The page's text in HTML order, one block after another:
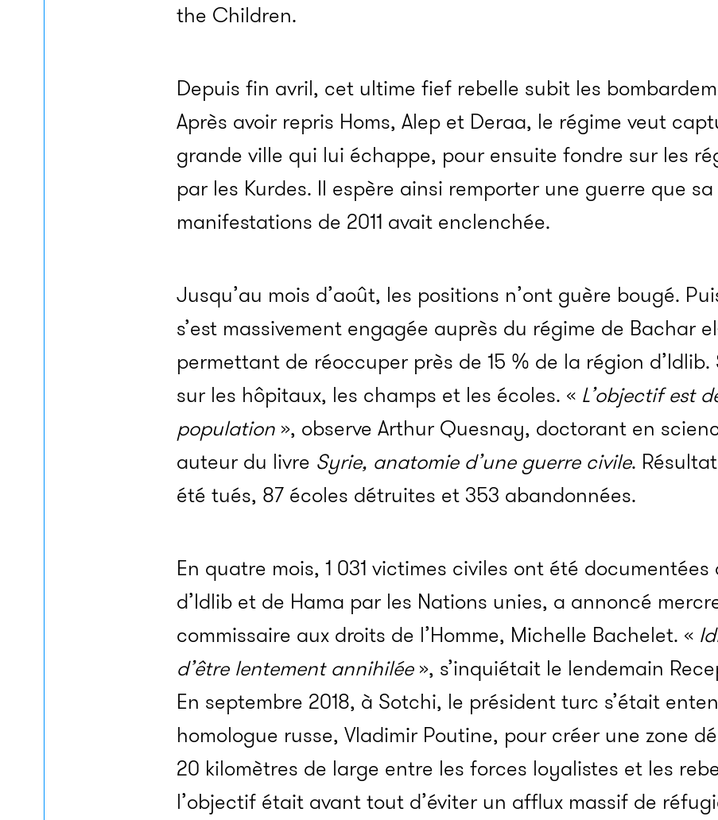
the Children.
Depuis fin avril, cet ultime fief rebelle subit les
Après avoir repris Homs, Alep et Deraa, le régime veut
grande ville qui lui échappe, pour ensuite fondre sur les
par les Kurdes. Il espère ainsi remporter une guerre que
manifestations de 2011 avait enclenchée.
Jusqu’au mois d’août, les positions n’ont guère bougé.
s’est massivement engagée auprès du régime de Bachar
permettant de réoccuper près de 15 % de la région
sur les hôpitaux, les champs et les écoles. « L’objectif est
population», observe Arthur Quesnay, doctorant en
auteur du livre Syrie, anatomie d’une guerre civile.
été tués, 87 écoles détruites et 353 abandonnées.
En quatre mois, 1 031 victimes civiles ont été
d’Idlib et de Hama par les Nations unies, a annoncé
commissaire aux droits de l’Homme, Michelle Bachelet. «
d’être lentement annihilée», s’inquiétait le lendemain
En septembre 2018, à Sotchi, le président turc s’était
homologue russe, Vladimir Poutine, pour créer une zone
20 kilomètres de large entre les forces loyalistes et les
l’objectif était avant tout d’éviter un afflux massif de